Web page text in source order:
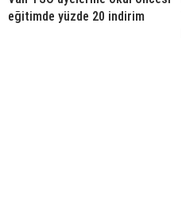
eğitimde yüzde 20 indirim